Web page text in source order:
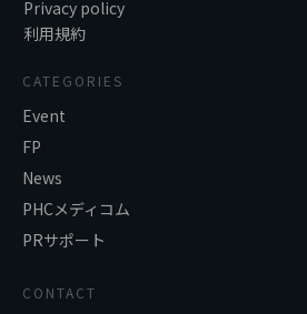
Privacy policy
利用規約
CATEGORIES
Event
FP
News
PHCメディコム
PRサポート
CONTACT